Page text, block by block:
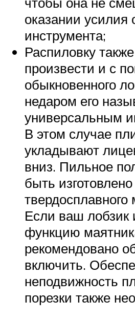
оказании усилия
инструмента;
Распиловку
произвести и с
обыкновенного
недаром его
универсальным
В этом случае
укладывают
вниз. Пильное
быть
твердосплавного
Если ваш лобзик
функцию
рекомендовано
включить.
неподвижность
порезки также